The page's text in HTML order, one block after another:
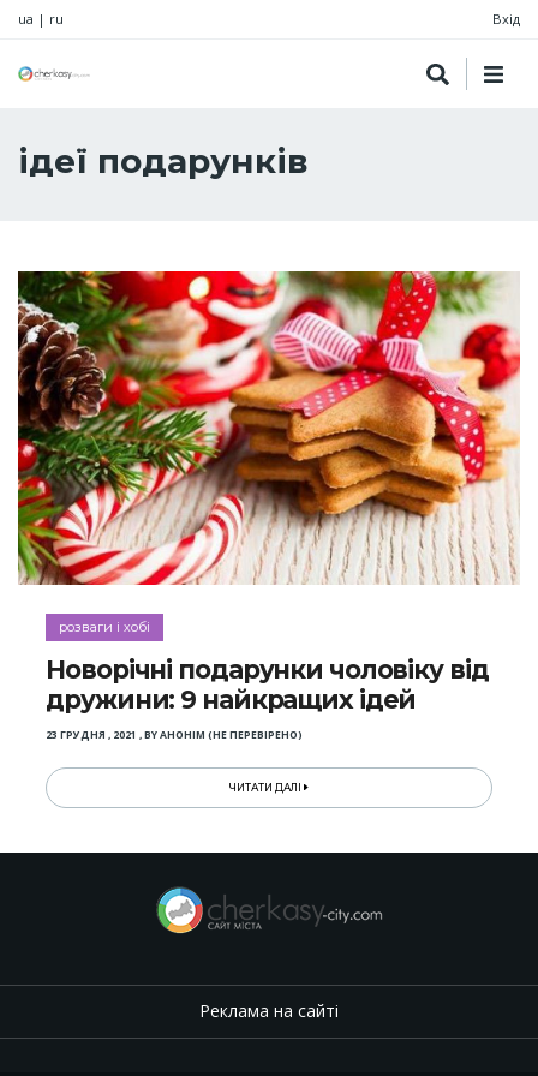
ua | ru Вхід
ідеї подарунків
розваги і хобі
Новорічні подарунки чоловіку від
дружини: 9 найкращих ідей
23 ГРУДНЯ , 2021 ,BYАНОНІМ (НЕ ПЕРЕВІРЕНО)
ЧИТАТИ ДАЛІ
Реклама на сайті